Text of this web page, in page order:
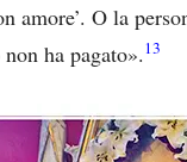
amore’. O la
ha pagato».13